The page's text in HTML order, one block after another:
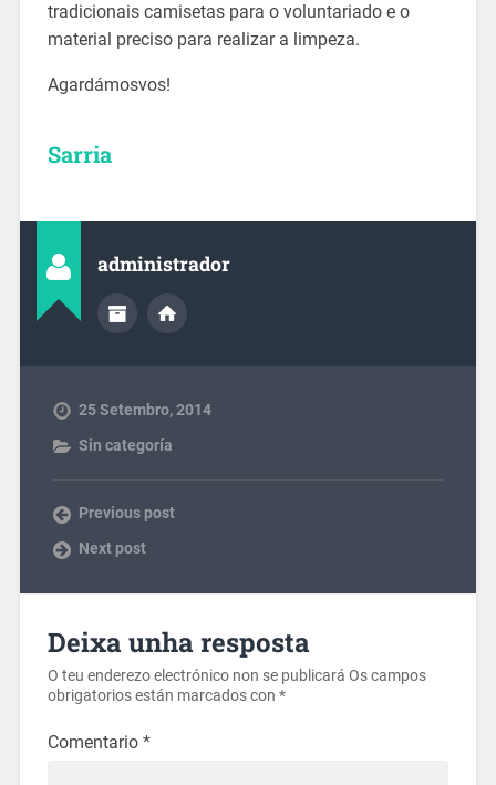
tradicionais camisetas para o voluntariado e o
material preciso para realizar a limpeza.
Agardámosvos!
Sarria
administrador
25 Setembro, 2014
Sin categoría
Previous post
Next post
Deixa unha resposta
O teu enderezo electrónico non se publicará Os campos
obrigatorios están marcados con *
Comentario *